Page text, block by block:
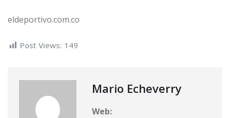
eldeportivo.com.co
Post Views: 149
Mario Echeverry
Web: